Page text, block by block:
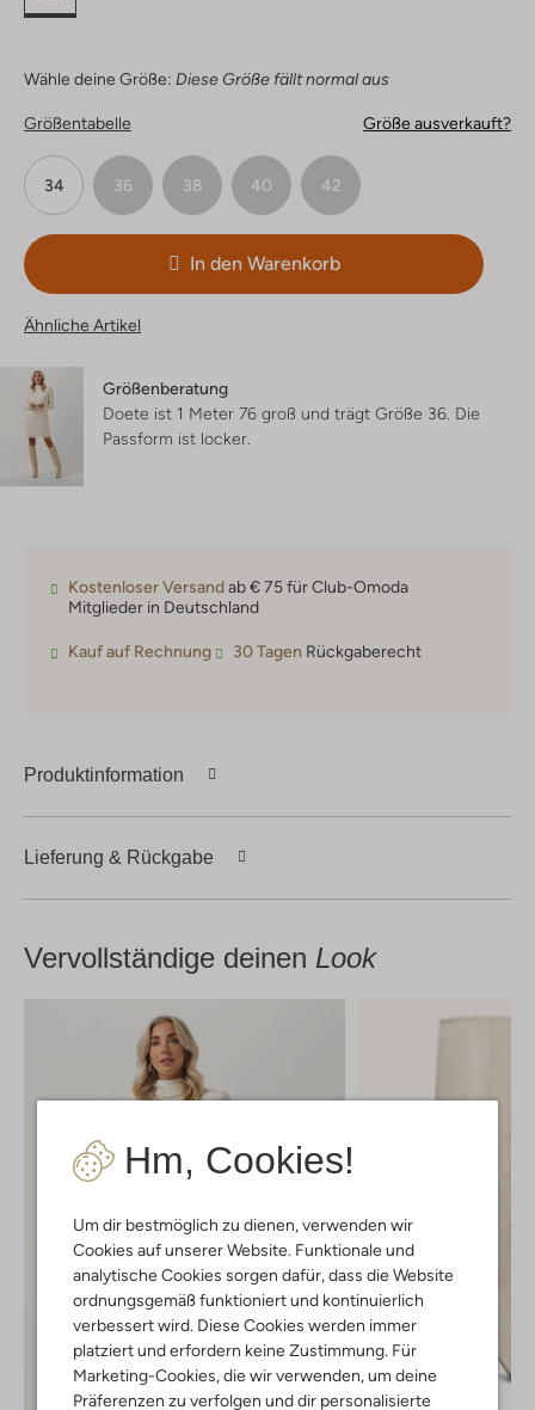
Hm, Cookies!
Um dir bestmöglich zu dienen, verwenden wir
Cookies auf unserer Website. Funktionale und
analytische Cookies sorgen dafür, dass die Website
ordnungsgemäß funktioniert und kontinuierlich
verbessert wird. Diese Cookies werden immer
platziert und erfordern keine Zustimmung. Für
Marketing-Cookies, die wir verwenden, um deine
Präferenzen zu verfolgen und dir personalisierte
Wähle deine Größe: Diese Größe fällt normal aus
Größentabelle Größe ausverkauft?
34 36 38 40 42
In den Warenkorb
Ähnliche Artikel
Größenberatung
Doete ist 1 Meter 76 groß und trägt Größe 36. Die
Passform ist locker
Kostenloser Versandab € 75 für Club-Omoda
Mitglieder in Deutschland
Kauf auf Rechnung 30 Tagen Rückgaberecht
Produktinformation
Lieferung & Rückgabe
Vervollständige deinen Look